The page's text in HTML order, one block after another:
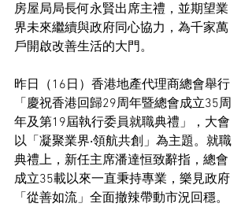
房屋局局長何永賢出席主禮，並期望業
界未來繼續與政府同心協力，為千家萬
戶開啟改善生活的大門。
昨日（16日）香港地產代理商總會舉行
「慶祝香港回歸29周年暨總會成立35周
年及第19屆執行委員就職典禮」，大會
以「凝聚業界‧領航共創」為主題。就職
典禮上，新任主席潘達恒致辭指，總會
成立35載以來一直秉持專業，樂見政府
「從善如流」全面撤辣帶動市況回穩。